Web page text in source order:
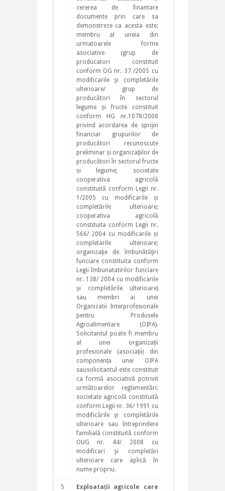
cererea de finantare
documente prin care sa
demonstreze ca acesta este:
membru al uneia din
urmatoarele forme
asociative (grup de
producatori constituit
conform OG nr. 37 /2005 cu
modificarile şi completările
ulterioare/ grup de
producători în sectorul
legume și fructe constituit
conform HG nr.1078/2008
privind acordarea de sprijin
financiar grupurilor de
producători recunoscute
preliminar și organizaţiilor de
producători în sectorul fructe
și legume; societate
cooperativa agricolă
constituită conform Legii nr.
1/2005 cu modificarile și
completările ulterioare;
cooperativa agricolă
constituita conform Legii nr.
566/ 2004 cu modificarile și
completarile ulterioare;
organizaţie de îmbunătăţiri
funciare constituita conform
Legii îmbunatatirilor funciare
nr. 138/ 2004 cu modificarile
și completările ulterioare)
sau membri ai unei
Organizatii Interprofesionale
pentru Produsele
Agroalimentare (OIPA).
Solicitantul poate fi membru
al unei organizații
profesionale (asociații) din
componența unei OIPA
sausolicitantul este constituit
ca formă asociativă potrivit
următoarelor reglementări:
societate agricolă constituită
conform Legii nr. 36/ 1991 cu
modificările şi completările
ulterioare sau întreprindere
familială constituită conform
OUG nr. 44/ 2008 cu
modificari şi completări
ulterioare care aplică în
nume propriu.
5
Exploataţii agricole care